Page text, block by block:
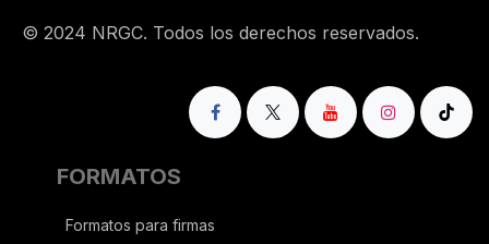
© 2024 NRGC. Todos los derechos reservados.
FORMATOS
Formatos para firmas